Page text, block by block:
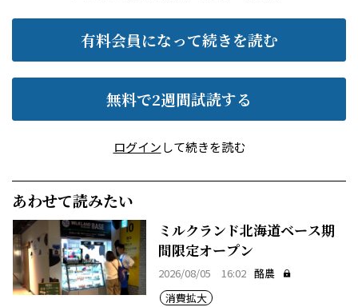
有料会員になって続きを読む
無料で2週間試読する
ログインして続きを読む
あわせて読みたい
ミルクランド北海道ベース期
間限定オープン
2026/08/05 16:02 酪農
消費拡大